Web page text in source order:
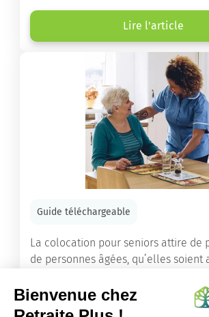
leur offre une mine d’informations.
améliorer sa santé grâce à
Lire l'article
Guide téléchargeable
La colocation pour seniors attire de
de personnes âgées, qu’elles soient
Lire l'article